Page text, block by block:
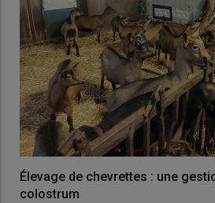
Élevage de chevrettes : une
colostrum